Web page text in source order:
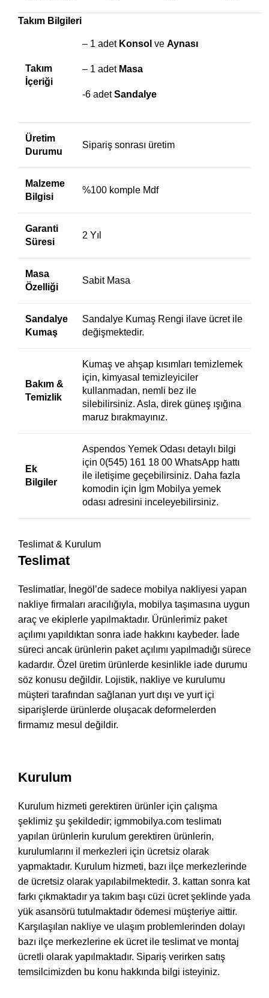
Takım Bilgileri
Takım
İçeriği
– 1 adet Konsol ve Aynası
– 1 adet Masa
-6 adetSandalye
Üretim
Durumu
Sipariş sonrası üretim
Malzeme
Bilgisi
%100 komple Mdf
Garanti
Süresi
2 Yıl
Masa
Özelliği
Sabit Masa
Sandalye
Kumaş
Sandalye Kumaş Rengi ilave ücret ile
değişmektedir.
Bakım &
Temizlik
Kumaş ve ahşap kısımları temizlemek
için, kimyasal temizleyiciler
kullanmadan, nemli bez ile
silebilirsiniz. Asla, direk güneş ışığına
maruz bırakmayınız.
Ek
Bilgiler
Aspendos Yemek Odası detaylı bilgi
için 0(545) 161 18 00 WhatsApp hattı
ile iletişime geçebilirsiniz. Daha fazla
komodin için İgm Mobilya yemek
odası adresini inceleyebilirsiniz.
Teslimat & Kurulum
Teslimat
Teslimatlar, İnegöl’de sadece mobilya nakliyesi yapan
nakliye firmaları aracılığıyla, mobilya taşımasına uygun
araç ve ekiplerle yapılmaktadır. Ürünlerimiz paket
açılımı yapıldıktan sonra iade hakkını kaybeder. İade
süreci ancak ürünlerin paket açılımı yapılmadığı sürece
kadardır. Özel üretim ürünlerde kesinlikle iade durumu
söz konusu değildir. Lojistik, nakliye ve kurulumu
müşteri tarafından sağlanan yurt dışı ve yurt içi
siparişlerde ürünlerde oluşacak deformelerden
firmamız mesul değildir.
Kurulum
Kurulum hizmeti gerektiren ürünler için çalışma
şeklimiz şu şekildedir; igmmobilya.com teslimatı
yapılan ürünlerin kurulum gerektiren ürünlerin,
kurulumlarını il merkezleri için ücretsiz olarak
yapmaktadır. Kurulum hizmeti, bazı ilçe merkezlerinde
de ücretsiz olarak yapılabilmektedir. 3. kattan sonra kat
farkı çıkmaktadır ya takım başı cüzi ücret şeklinde yada
yük asansörü tutulmaktadır ödemesi müşteriye aittir.
Karşılaşılan nakliye ve ulaşım problemlerinden dolayı
bazı ilçe merkezlerine ek ücret ile teslimat ve montaj
ücretli olarak yapılmaktadır. Sipariş verirken satış
temsilcimizden bu konu hakkında bilgi isteyiniz.